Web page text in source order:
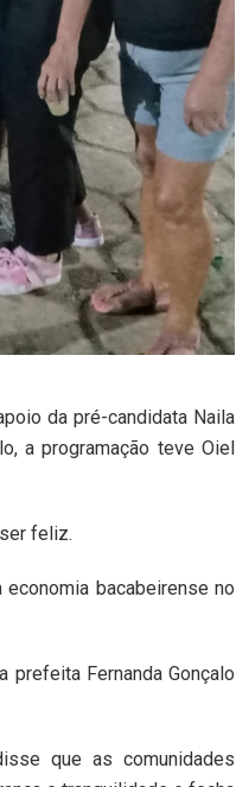
da pré-candidata Naila
a programação teve Oiel
feliz.
bacabeirense no
Fernanda Gonçalo
que as comunidades